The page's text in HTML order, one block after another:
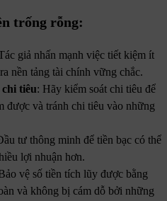
trống rỗng:
giả nhấn mạnh việc tiết kiệm ít
nền tảng tài chính vững chắc.
tiêu: Hãy kiểm soát chi tiêu để
được và tránh chi tiêu vào những
tư thông minh để tiền bạc có thể
lợi nhuận hơn.
vệ số tiền tích lũy được bằng
và không bị cám dỗ bởi những